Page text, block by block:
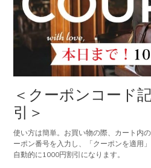
＜クーポンコード
引＞
使い方は簡単。お買い物の際、カート内
ーポン番号を入力し、「クーポンを適用
自動的に1000円割引になります。